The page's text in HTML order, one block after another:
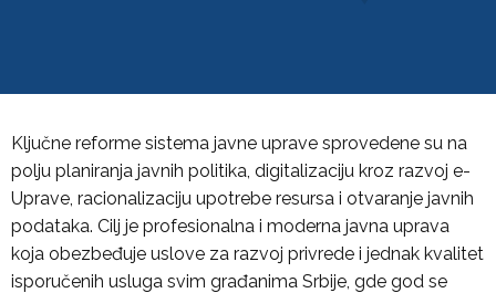
Ključne reforme sistema javne uprave sprovedene su na
polju planiranja javnih politika, digitalizaciju kroz razvoj e-
Uprave, racionalizaciju upotrebe resursa i otvaranje javnih
podataka. Cilj je profesionalna i moderna javna uprava
koja obezbeđuje uslove za razvoj privrede i jednak kvalitet
isporučenih usluga svim građanima Srbije, gde god se